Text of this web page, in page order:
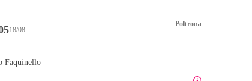
18/08
Faquinello
Poltrona